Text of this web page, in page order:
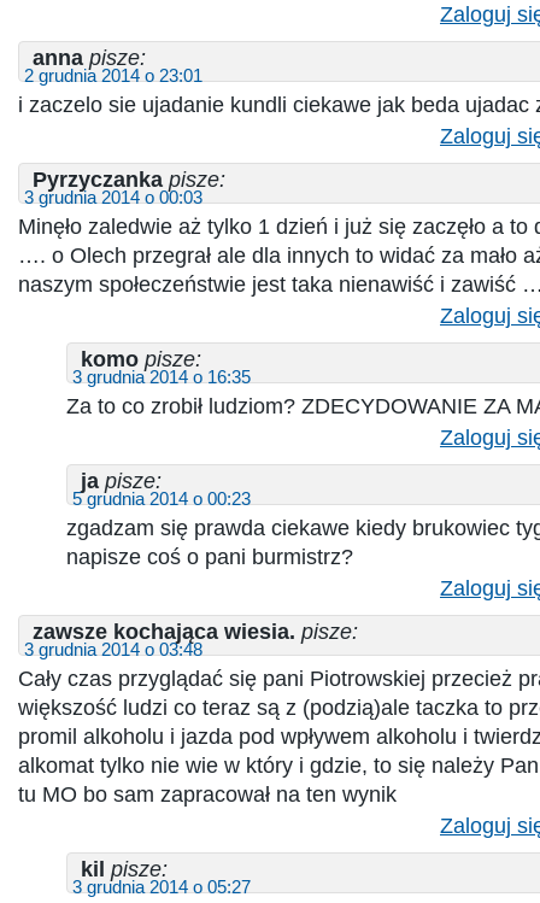
Zaloguj
anna pisze:
2 grudnia 2014 o 23:01
i zaczelo sie ujadanie kundli ciekawe jak beda ujadac
Zaloguj
Pyrzyczanka pisze:
3 grudnia 2014 o 00:03
Minęło zaledwie aż tylko 1 dzień i już się zaczęło a to
…. o Olech przegrał ale dla innych to widać za mało
naszym społeczeństwie jest taka nienawiść i zawiść
Zaloguj
komo pisze:
3 grudnia 2014 o 16:35
Za to co zrobił ludziom? ZDECYDOWANIE ZA
Zaloguj
ja pisze:
5 grudnia 2014 o 00:23
zgadzam się prawda ciekawe kiedy brukowiec
napisze coś o pani burmistrz?
Zaloguj
zawsze kochająca wiesia. pisze:
3 grudnia 2014 o 03:48
Cały czas przyglądać się pani Piotrowskiej przecież
większość ludzi co teraz są z (podzią)ale taczka to
promil alkoholu i jazda pod wpływem alkoholu i
alkomat tylko nie wie w który i gdzie, to się należy
tu MO bo sam zapracował na ten wynik
Zaloguj
kil pisze:
3 grudnia 2014 o 05:27